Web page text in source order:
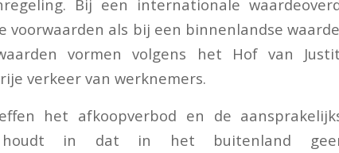
Bij een internationale
voorwaarden als bij een binnenlandse
vormen volgens het Hof van
verkeer van werknemers.
het afkoopverbod en de
houdt in dat in het buitenland